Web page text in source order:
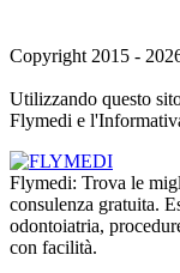
Copyright 2015 -
Utilizzando questo
Flymedi e
Flymedi: Trova le
consulenza gratuita.
odontoiatria,
con facilità.